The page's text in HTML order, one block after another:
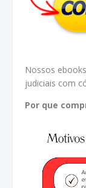
Nossos
judiciais com
Por que